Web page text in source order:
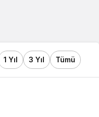
1 Yıl 3 Yıl Tümü